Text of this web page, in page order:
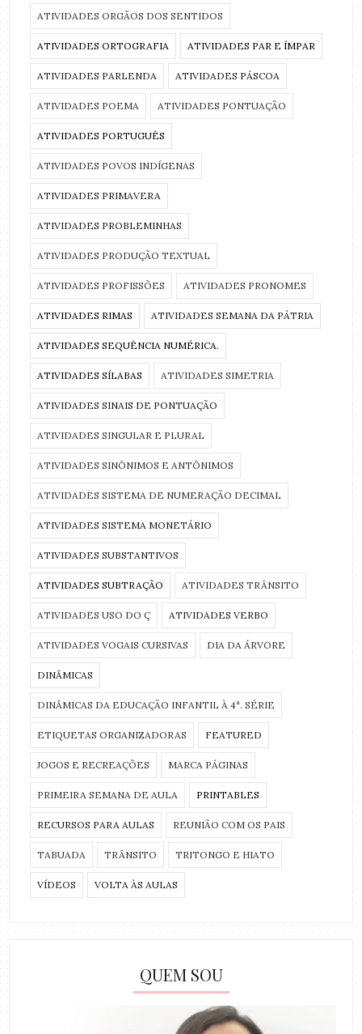
ATIVIDADES ORGÃOS DOS SENTIDOS
ATIVIDADES ORTOGRAFIA ATIVIDADES PAR E ÍMPAR
ATIVIDADES PARLENDA ATIVIDADES PÁSCOA
ATIVIDADES POEMA ATIVIDADES PONTUAÇÃO
ATIVIDADES PORTUGUÊS
ATIVIDADES POVOS INDÍGENAS
ATIVIDADES PRIMAVERA
ATIVIDADES PROBLEMINHAS
ATIVIDADES PRODUÇÃO TEXTUAL
ATIVIDADES PROFISSÕES ATIVIDADES PRONOMES
ATIVIDADES RIMAS ATIVIDADES SEMANA DA PÁTRIA
ATIVIDADES SEQUÊNCIA NUMÉRICA.
ATIVIDADES SÍLABAS ATIVIDADES SIMETRIA
ATIVIDADES SINAIS DE PONTUAÇÃO
ATIVIDADES SINGULAR E PLURAL
ATIVIDADES SINÔNIMOS E ANTÔNIMOS
ATIVIDADES SISTEMA DE NUMERAÇÃO DECIMAL
ATIVIDADES SISTEMA MONETÁRIO
ATIVIDADES SUBSTANTIVOS
ATIVIDADES SUBTRAÇÃO ATIVIDADES TRÂNSITO
ATIVIDADES USO DO Ç ATIVIDADES VERBO
ATIVIDADES VOGAIS CURSIVAS DIA DA ÁRVORE
DINÂMICAS
DINÂMICAS DA EDUCAÇÃO INFANTIL À 4ª. SÉRIE
ETIQUETAS ORGANIZADORAS FEATURED
JOGOS E RECREAÇÕES MARCA PÁGINAS
PRIMEIRA SEMANA DE AULA PRINTABLES
RECURSOS PARA AULAS REUNIÃO COM OS PAIS
TABUADA TRÂNSITO TRITONGO E HIATO
VÍDEOS VOLTA ÀS AULAS
QUEM SOU